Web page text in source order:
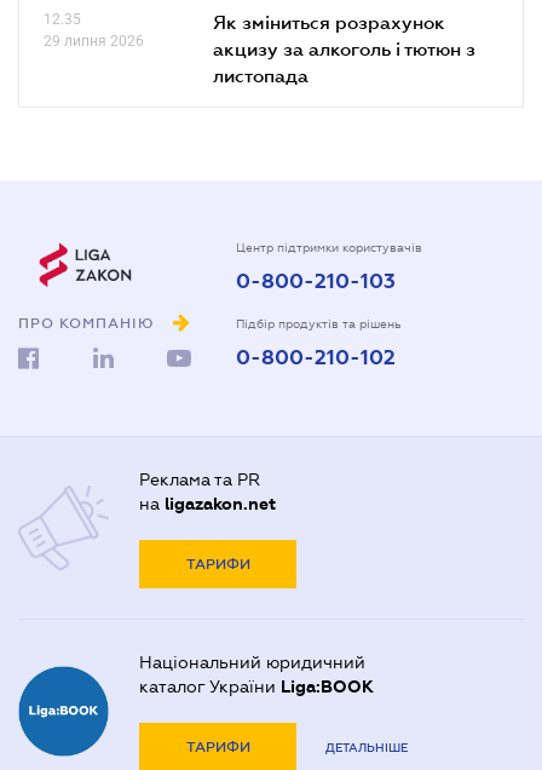
12.35
29 липня 2026
Як зміниться розрахунок
акцизу за алкоголь і тютюн з
листопада
ПРО КОМПАНІЮ
Центр підтримки користувачів
0-800-210-103
Підбір продуктів та рішень
0-800-210-102
Реклама та PR
на ligazakon.net
ТАРИФИ
Національний юридичний
каталог України Liga:BOOK
ТАРИФИ ДЕТАЛЬНІШЕ